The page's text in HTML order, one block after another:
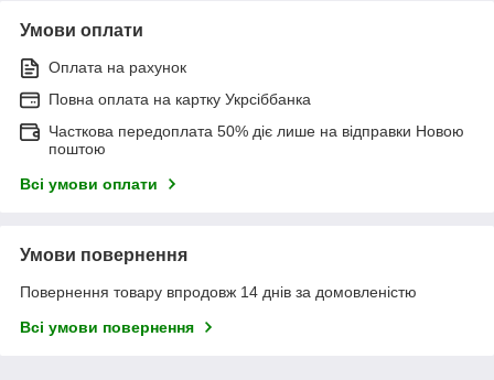
Умови оплати
Оплата на рахунок
Повна оплата на картку Укрсіббанка
Часткова передоплата 50% діє лише на відправки Новою
поштою
Всі умови оплати
Умови повернення
Повернення товару впродовж 14 днів за домовленістю
Всі умови повернення